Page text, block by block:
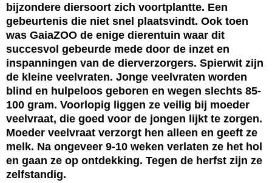
bijzondere diersoort zich voortplantte. Een
gebeurtenis die niet snel plaatsvindt. Ook toen
was GaiaZOO de enige dierentuin waar dit
succesvol gebeurde mede door de inzet en
inspanningen van de dierverzorgers. Spierwit zijn
de kleine veelvraten. Jonge veelvraten worden
blind en hulpeloos geboren en wegen slechts 85-
100 gram. Voorlopig liggen ze veilig bij moeder
veelvraat, die goed voor de jongen lijkt te zorgen.
Moeder veelvraat verzorgt hen alleen en geeft ze
melk. Na ongeveer 9-10 weken verlaten ze het hol
en gaan ze op ontdekking. Tegen de herfst zijn ze
zelfstandig.